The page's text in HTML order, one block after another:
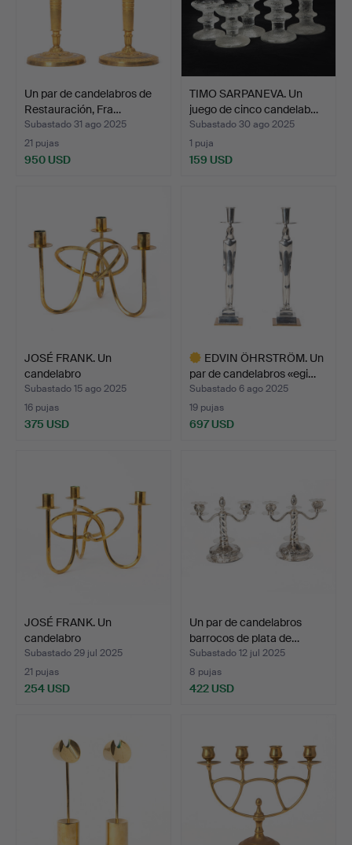
Un par de candelabros de
Restauración, Fra…
Subastado 31 ago 2025
21 pujas
950 USD
TIMO SARPANEVA. Un
juego de cinco candelab…
Subastado 30 ago 2025
1 puja
159 USD
JOSÉ FRANK. Un
candelabro
«Vänskapsknuten»…
Subastado 15 ago 2025
16 pujas
375 USD
EDVIN ÖHRSTRÖM. Un
par de candelabros «egi…
Subastado 6 ago 2025
19 pujas
697 USD
JOSÉ FRANK. Un
candelabro
«Vänskapsknuten»…
Subastado 29 jul 2025
21 pujas
254 USD
Un par de candelabros
barrocos de plata de…
Subastado 12 jul 2025
8 pujas
422 USD